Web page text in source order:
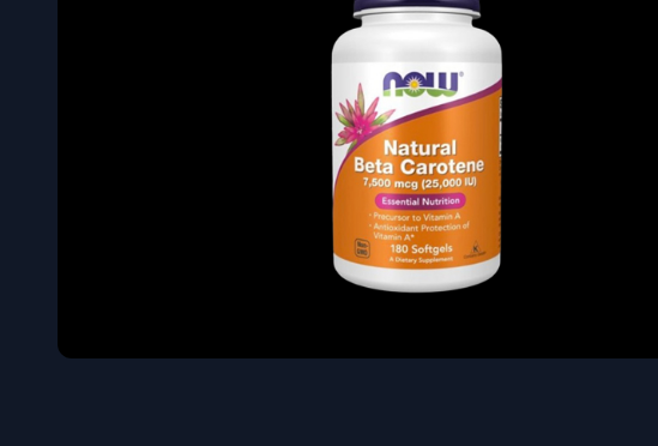
Όγκου
Διεγερτικά
Τεστοστερόνης
Επιστροφή